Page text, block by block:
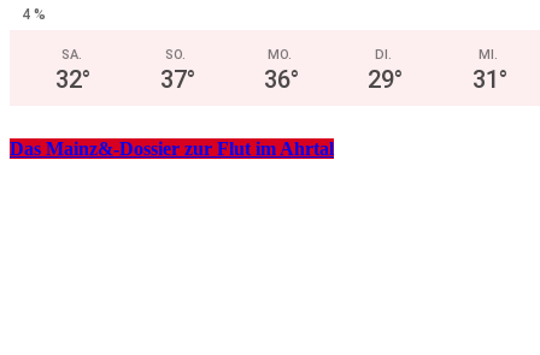
4 %
SA.
32°
SO.
37°
MO.
36°
DI.
29°
MI.
31°
Das Mainz&-Dossier zur Flut im Ahrtal